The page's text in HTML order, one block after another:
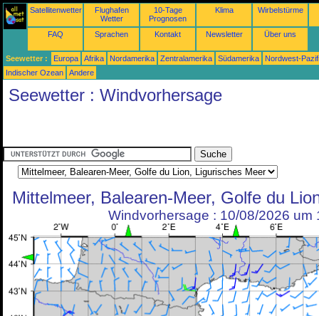
Satellitenwetter
Flughafen
Wetter
10-Tage
Prognosen
Klima Wirbelstürme
FAQ Sprachen Kontakt Newsletter Über uns
Seewetter : Europa Afrika Nordamerika Zentralamerika Südamerika
Nordwest-
Indischer Ozean
Andere
Seewetter : Windvorhersage
Mittelmeer, Balearen-Meer, Golfe du
Windvorhersage : 10/08/2026 um